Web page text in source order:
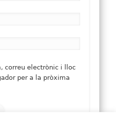
correu electrònic i lloc
per a la pròxima